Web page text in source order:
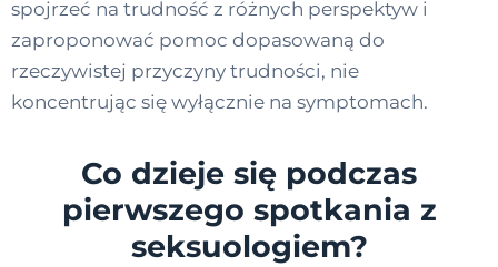
spojrzeć na trudność z różnych perspektyw i
zaproponować pomoc dopasowaną do
rzeczywistej przyczyny trudności, nie
koncentrując się wyłącznie na symptomach.
Co dzieje się podczas
pierwszego spotkania z
seksuologiem?